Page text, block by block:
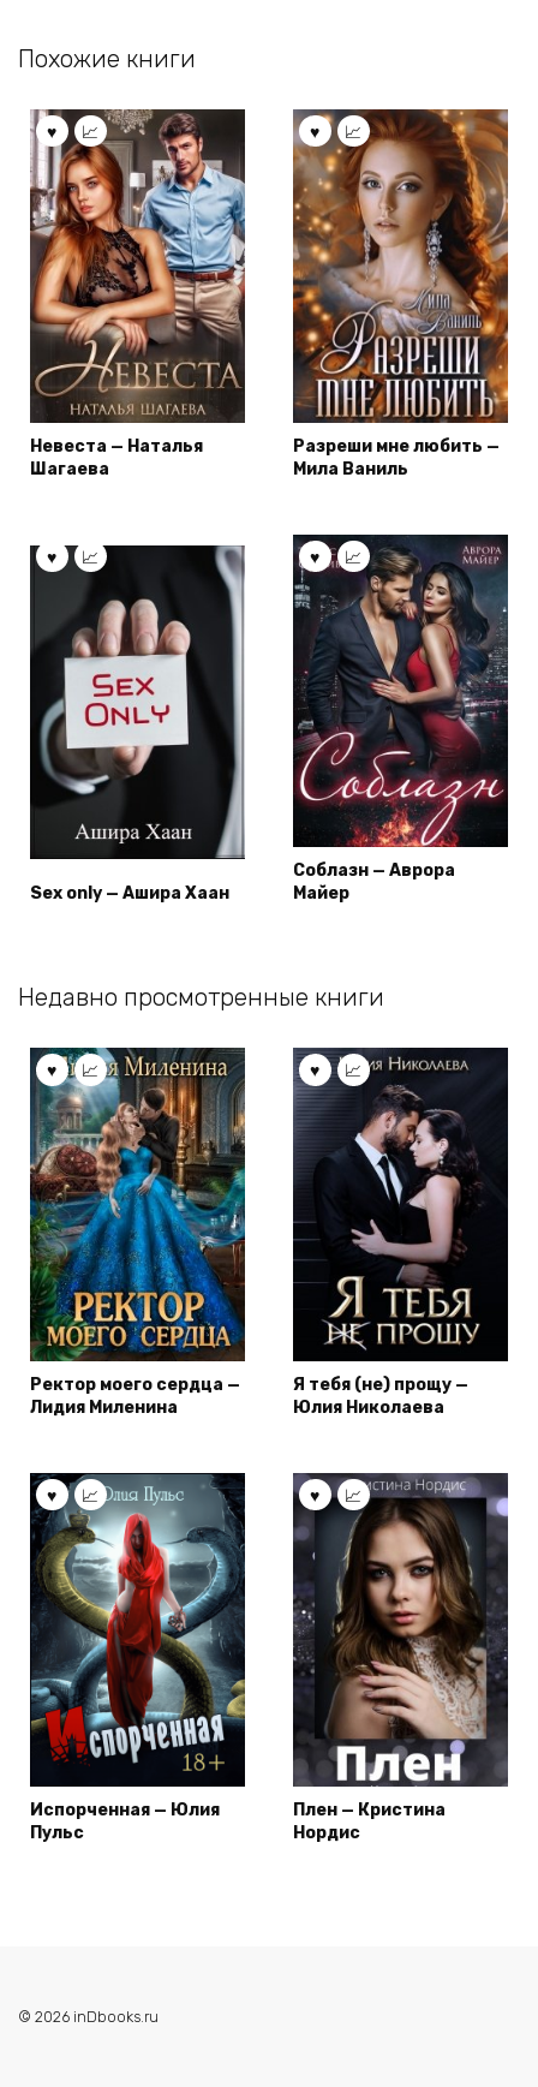
Похожие книги
Невеста — Наталья
Шагаева
Разреши мне любить —
Мила Ваниль
Sex only — Ашира Хаан
Соблазн — Аврора
Майер
Недавно просмотренные книги
Ректор моего сердца —
Лидия Миленина
Я тебя (не) прощу —
Юлия Николаева
Испорченная — Юлия
Пульс
Плен — Кристина
Нордис
© 2026 inDbooks.ru